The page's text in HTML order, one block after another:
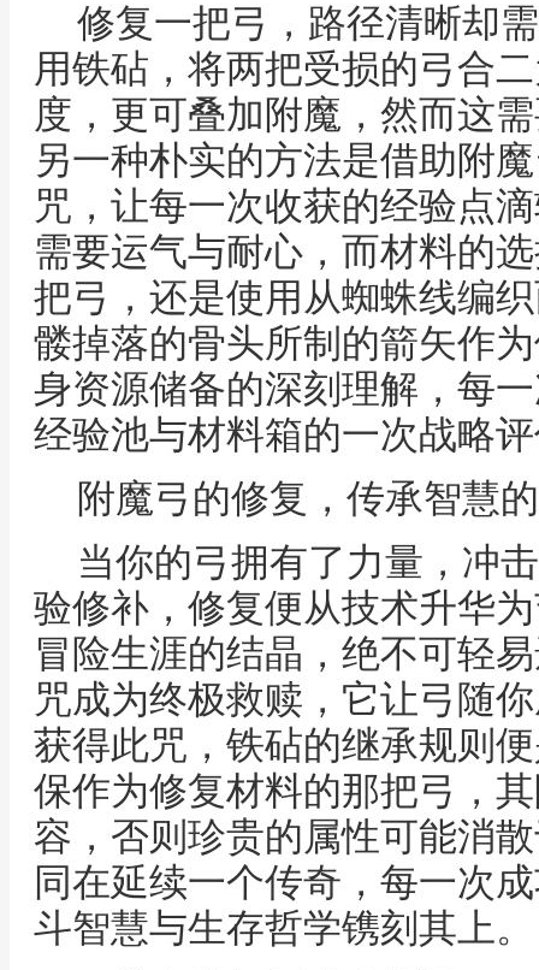
修复一把弓，路径清晰却
用铁砧，将两把受损的弓合
度，更可叠加附魔，然而这
另一种朴实的方法是借助附
咒，让每一次收获的经验点
需要运气与耐心，而材料的
把弓，还是使用从蜘蛛线编
髅掉落的骨头所制的箭矢作
身资源储备的深刻理解，每
经验池与材料箱的一次战略
附魔弓的修复，传承智慧
当你的弓拥有了力量，冲
验修补，修复便从技术升华
冒险生涯的结晶，绝不可轻
咒成为终极救赎，它让弓随
获得此咒，铁砧的继承规则
保作为修复材料的那把弓，
容，否则珍贵的属性可能消
同在延续一个传奇，每一次
斗智慧与生存哲学镌刻其上。